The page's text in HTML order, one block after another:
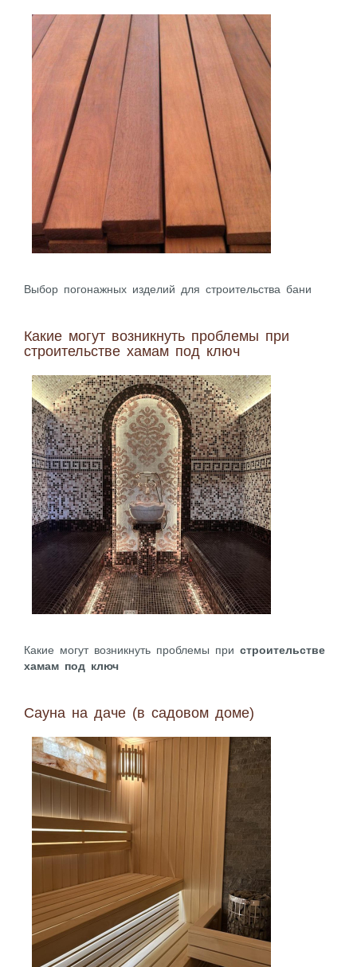
Выбор погонажных изделий для строительства бани
Какие могут возникнуть проблемы при
строительстве хамам под ключ
Какие могут возникнуть проблемы при строительстве
хамам под ключ
Сауна на даче (в садовом доме)